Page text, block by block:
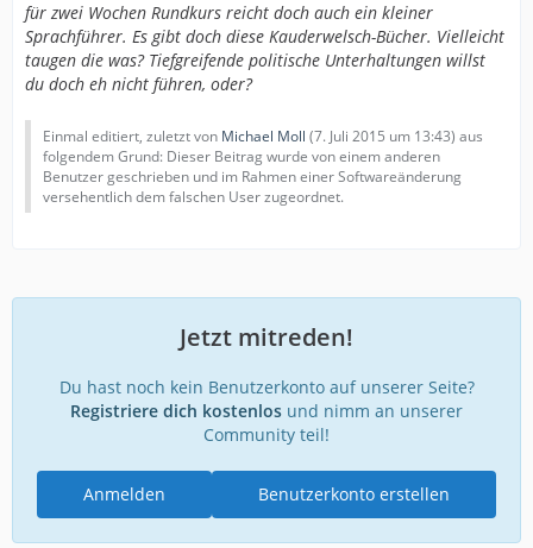
für zwei Wochen Rundkurs reicht doch auch ein kleiner
Sprachführer. Es gibt doch diese Kauderwelsch-Bücher. Vielleicht
taugen die was? Tiefgreifende politische Unterhaltungen willst
du doch eh nicht führen, oder?
Einmal editiert, zuletzt von Michael Moll (7. Juli 2015 um 13:43) aus
folgendem Grund: Dieser Beitrag wurde von einem anderen
Benutzer geschrieben und im Rahmen einer Softwareänderung
versehentlich dem falschen User zugeordnet.
Jetzt mitreden!
Du hast noch kein Benutzerkonto auf unserer Seite?
Registriere dich kostenlos und nimm an unserer
Community teil!
Benutzerkonto erstellen
Anmelden